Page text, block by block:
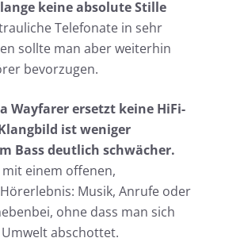
keine absolute Stille
Telefonate in sehr
sollte man aber weiterhin
bevorzugen.
Wayfarer ersetzt keine HiFi-
ist weniger
Bass deutlich schwächer.
einem offenen,
Musik, Anrufe oder
ohne dass man sich
abschottet.